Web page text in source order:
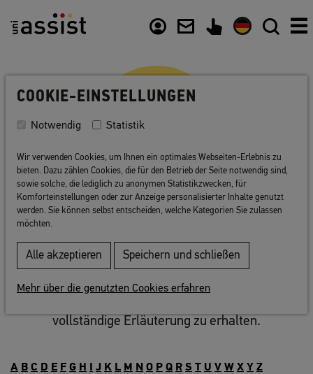
Von A wieAbitur bis Z wie Zulassungsbescheid
vollständige Erläuterung zu erhalten.
A B C D E F G H J K L M N O P Q R S T U V W X Y Z
COOKIE-EINSTELLUNGEN
Notwendig Statistik
Wir verwenden Cookies, um Ihnen ein optimales Webseiten-Erlebnis zu
bieten. Dazu zählen Cookies, die für den Betrieb der Seite notwendig sind,
sowie solche, die lediglich zu anonymen Statistikzwecken, für
Komforteinstellungen oder zur Anzeige personalisierter Inhalte genutzt
werden. Sie können selbst entscheiden, welche Kategorien Sie zulassen
möchten.
Alle akzeptieren Speichern und schließen
Mehr über die genutzten Cookies erfahren